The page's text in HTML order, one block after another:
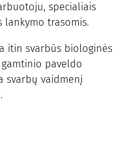
specialiais
lankymo trasomis.
itin svarbūs biologinės
paveldo
svarbų vaidmenį